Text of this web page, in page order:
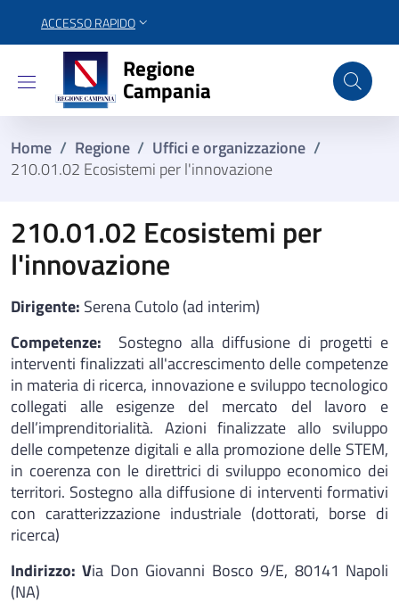
ACCESSO RAPIDO
Regione Campania
Regione
Campania
Home / Regione / Uffici e organizzazione /
210.01.02 Ecosistemi per l'innovazione
210.01.02 Ecosistemi per
l'innovazione
Dirigente: Serena Cutolo (ad interim)
Competenze:
Sostegno alla diffusione di progetti e
interventi finalizzati all'accrescimento delle competenze
in materia di ricerca, innovazione e sviluppo tecnologico
collegati alle esigenze del mercato del lavoro e
dell’imprenditorialità. Azioni finalizzate allo sviluppo
delle competenze digitali e alla promozione delle STEM,
in coerenza con le direttrici di sviluppo economico dei
territori. Sostegno alla diffusione di interventi formativi
con caratterizzazione industriale (dottorati, borse di
ricerca)
Indirizzo: Via Don Giovanni Bosco 9/E, 80141 Napoli
(NA)